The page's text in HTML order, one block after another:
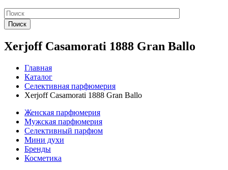
Поиск
Xerjoff Casamorati 1888 Gran Ballo
Главная
Каталог
Селективная парфюмерия
Xerjoff Casamorati 1888 Gran Ballo
Женская парфюмерия
Мужская парфюмерия
Селективный парфюм
Мини духи
Бренды
Косметика